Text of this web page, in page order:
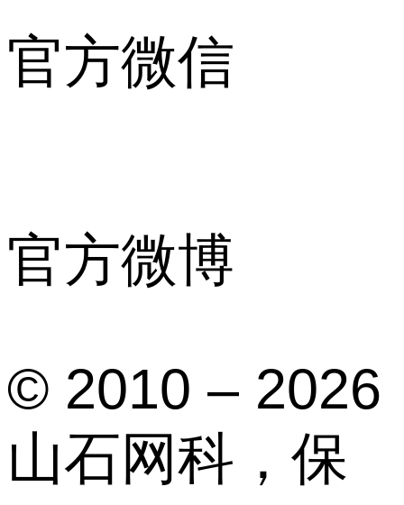
官方微信
官方微博
© 2010 – 2026
山石网科，保